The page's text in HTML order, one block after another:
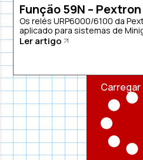
Função 59N –
Os relés URP6000/6100 da
aplicado para sistemas de
Ler artigo
Carregar